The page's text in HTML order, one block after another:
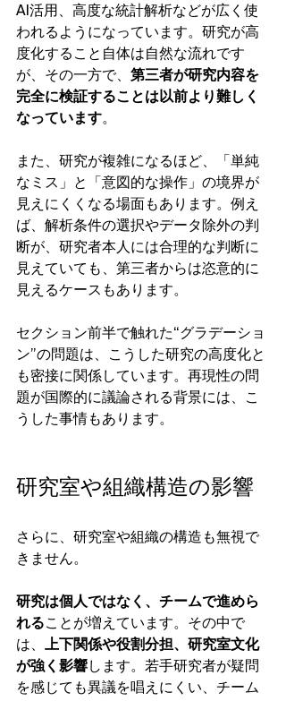
AI活用、高度な統計解析などが広く使
われるようになっています。研究が高
度化すること自体は自然な流れです
が、その一方で、 第三者が研究内容を
完全に検証することは以前より難しく
なっています。
また、研究が複雑になるほど、「単純
なミス」と「意図的な操作」の境界が
見えにくくなる場面もあります。例え
ば、解析条件の選択やデータ除外の判
断が、研究者本人には合理的な判断に
見えていても、第三者からは恣意的に
見えるケースもあります。
セクション前半で触れた“グラデーショ
ン”の問題は、こうした研究の高度化と
も密接に関係しています。再現性の問
題が国際的に議論される背景には、こ
うした事情もあります。
研究室や組織構造の影響
さらに、研究室や組織の構造も無視で
きません。
研究は個人ではなく、チームで進めら
れることが増えています。その中で
は、 上下関係や役割分担、研究室文化
が強く影響します。若手研究者が疑問
を感じても異議を唱えにくい、チーム